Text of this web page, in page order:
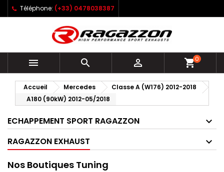
Téléphone: (+33) 0478038387
   shopping_cart0
Accueil Mercedes
Classe A (W176) 2012-2018
A180 (90kW) 2012-05/2018
ECHAPPEMENT SPORT RAGAZZON
RAGAZZON EXHAUST
Nos Boutiques Tuning